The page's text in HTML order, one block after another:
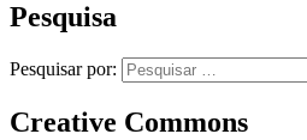
Pesquisa
Pesquisar por:
Creative Commons